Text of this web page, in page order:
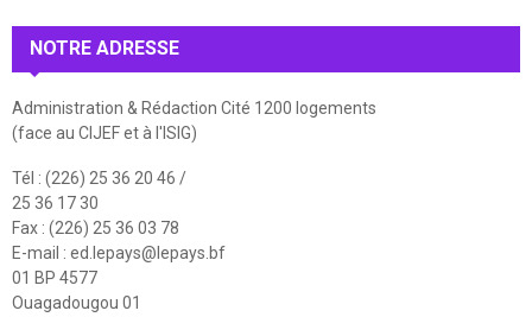
NOTRE ADRESSE
Administration & Rédaction Cité 1200 logements
(face au CIJEF et à l'ISIG)
Tél : (226) 25 36 20 46 /
25 36 17 30
Fax : (226) 25 36 03 78
E-mail : ed.lepays@lepays.bf
01 BP 4577
Ouagadougou 01